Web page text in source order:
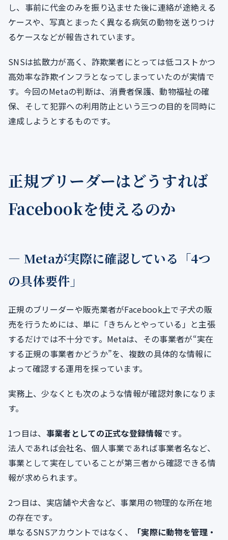
し、事前に代金のみを振り込ませた後に連絡が途絶える
ケースや、写真とまったく異なる病気の動物を送りつけ
るケースなどが報告されています。
SNSは拡散力が高く、詐欺業者にとっては低コストかつ
高効率な詐欺インフラとなってしまっていたのが実情で
す。今回のMetaの判断は、消費者保護、動物福祉の確
保、そして犯罪への利用防止という三つの目的を同時に
達成しようとするものです。
正規ブリーダーはどうすれば
Facebookを使えるのか
― Metaが実際に確認している「4つ
の具体要件」
正規のブリーダーや販売業者がFacebook上で子犬の販
売を行うためには、単に「きちんとやっている」と主張
するだけでは不十分です。Metaは、その事業者が“実在
する正規の事業者かどうか”を、複数の具体的な情報に
よって確認する運用を採っています。
実務上、少なくとも次のような情報が確認対象になりま
す。
1つ目は、 事業者としての正式な登録情報です。
法人であれば会社名、個人事業であれば事業者名など、
事業として実在していることが第三者から確認できる情
報が求められます。
2つ目は、実店舗や犬舎など、事業用の物理的な所在地
の存在です。
単なるSNSアカウントではなく、
「実際に動物を管理・